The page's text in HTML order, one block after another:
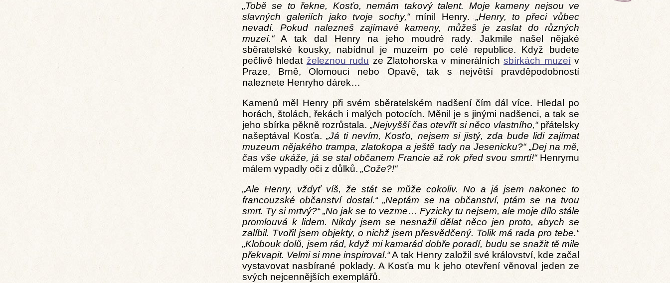
„Tobě se to řekne, Kosťo, nemám takový talent. Moje kameny nejsou ve
slavných galeriích jako tvoje sochy,“mínil Henry.„Henry, to přeci vůbec
nevadí. Pokud nalezneš zajímavé kameny, můžeš je zaslat do různých
muzeí.“A tak dal Henry na jeho moudré rady. Jakmile našel nějaké
sběratelské kousky, nabídnul je muzeím po celé republice. Když budete
pečlivě hledat železnou rudu ze Zlatohorska v minerálníchsbírkách muzeív
Praze, Brně, Olomouci nebo Opavě, tak s největší pravděpodobností
naleznete Henryho dárek…
Kamenů měl Henry při svém sběratelském nadšení čím dál více. Hledal po
horách, štolách, řekách i malých potocích. Měnil je s jinými nadšenci, a tak se
jeho sbírka pěkně rozrůstala. „Nejvyšší čas otevřít si něco vlastního,“přátelsky
našeptával Kosťa.„Já ti nevím, Kosťo, nejsem si jistý, zda bude lidi zajímat
muzeum nějakého trampa, zlatokopa a ještě tady na Jesenicku?“ „Dej na mě,
čas vše ukáže, já se stal občanem Francie až rok před svou smrtí!“Henrymu
málem vypadly oči z důlků. „Cože?!“
„Ale Henry, vždyť víš, že stát se může cokoliv. No a já jsem nakonec to
francouzské občanství dostal.“ „Neptám se na občanství, ptám se na tvou
smrt. Ty si mrtvý?“ „No jak se to vezme… Fyzicky tu nejsem, ale moje dílo stále
promlouvá k lidem. Nikdy jsem se nesnažil dělat něco jen proto, abych se
zalíbil. Tvořil jsem objekty, o nichž jsem přesvědčený. Tolik má rada pro tebe.“
„Klobouk dolů, jsem rád, když mi kamarád dobře poradí, budu se snažit tě mile
překvapit. Velmi si mne inspiroval.“A tak Henry založil své království, kde začal
vystavovat nasbírané poklady. A Kosťa mu k jeho otevření věnoval jeden ze
svých nejcennějších exemplářů.